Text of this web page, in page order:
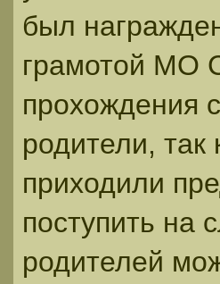
был
грамотой МО
прохождения
родители, так
приходили
поступить на
родителей